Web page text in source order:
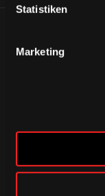
Statistiken
Marketing